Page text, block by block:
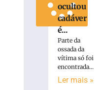
ocultou
cadáver
é...
Parte da
ossada da
vítima só foi
encontrada...
Ler mais »